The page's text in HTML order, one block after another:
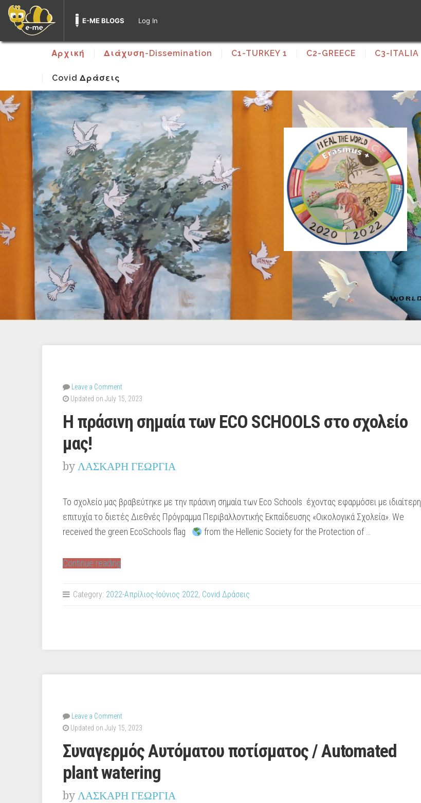
E-ME BLOGS Log In
Αρχική Διάχυση-Dissemination C1-TURKEY 1 C2-GREECE C3-ITALIA
Covid Δράσεις
Leave a Comment
Updated on July 15, 2023
Η πράσινη σημαία των ECO SCHOOLS στο σχολείο
μας!
by ΛΑΣΚΑΡΗ ΓΕΩΡΓΙΑ
Το σχολείο μας βραβεύτηκε με την πράσινη σημαία των Eco Schools έχοντας εφαρμόσει με ιδιαίτερη
επιτυχία το διετές Διεθνές Πρόγραμμα Περιβαλλοντικής Εκπαίδευσης «Οικολογικά Σχολεία». We
received the green EcoSchools flag
from the Hellenic Society for the Protection of …
Continue reading
σημαία
στο
Category: 2022-Απρίλιος-Ιούνιος 2022, Covid Δράσεις
Leave a Comment
Updated on July 15, 2023
Συναγερμός Αυτόματου ποτίσματος / Automated
plant watering
by ΛΑΣΚΑΡΗ ΓΕΩΡΓΙΑ